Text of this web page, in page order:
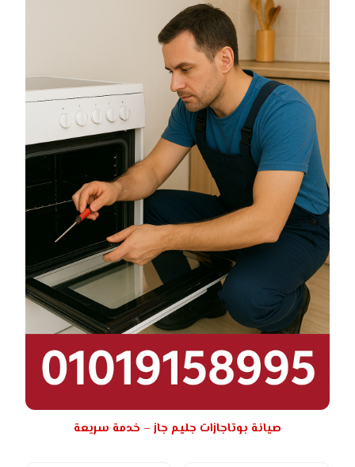
صيانة بوتاجازات جليم جاز – خدمة سريعة